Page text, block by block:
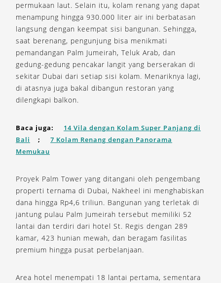
permukaan laut. Selain itu, kolam renang yang dapat
menampung hingga 930.000 liter air ini berbatasan
langsung dengan keempat sisi bangunan. Sehingga,
saat berenang, pengunjung bisa menikmati
pemandangan Palm Jumeirah, Teluk Arab, dan
gedung-gedung pencakar langit yang berserakan di
sekitar Dubai dari setiap sisi kolam. Menariknya lagi,
di atasnya juga bakal dibangun restoran yang
dilengkapi balkon.
Baca juga:
14 Vila dengan Kolam Super Panjang di
Bali
;
7 Kolam Renang dengan Panorama
Memukau
Proyek Palm Tower yang ditangani oleh pengembang
properti ternama di Dubai, Nakheel ini menghabiskan
dana hingga Rp4,6 triliun. Bangunan yang terletak di
jantung pulau Palm Jumeirah tersebut memiliki 52
lantai dan terdiri dari hotel St. Regis dengan 289
kamar, 423 hunian mewah, dan beragam fasilitas
premium hingga pusat perbelanjaan.
Area hotel menempati 18 lantai pertama, sementara